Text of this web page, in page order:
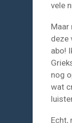
vele
Maar
deze
abo!
nog
wat
Echt,